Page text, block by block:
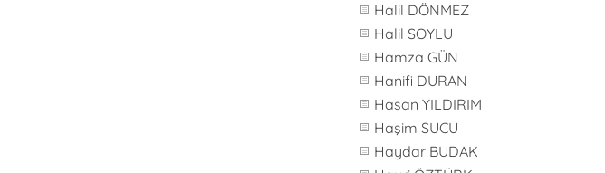
Halil DÖNMEZ
Halil SOYLU
Hamza GÜN
Hanifi DURAN
Hasan YILDIRIM
Haşim SUCU
Haydar BUDAK